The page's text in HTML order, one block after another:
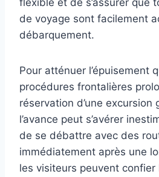
de voyage sont facilement
débarquement.
Pour atténuer l’épuisement
procédures frontalières
réservation d’une excursion
l’avance peut s’avérer
de se débattre avec des
immédiatement après une
les visiteurs peuvent confier